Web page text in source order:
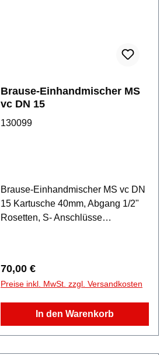
Brause-Einhandmischer MS
vc DN 15
130099
Brause-Einhandmischer MS vc DN
15 Kartusche 40mm, Abgang 1/2"
Rosetten, S- Anschlüsse
Regulärer Preis:
70,00 €
Preise inkl. MwSt. zzgl. Versandkosten
In den Warenkorb